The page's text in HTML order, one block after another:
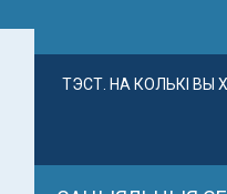
ТЭСТ. НА КОЛЬКІ ВЫ